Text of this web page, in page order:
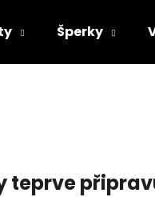
Šperky
teprve